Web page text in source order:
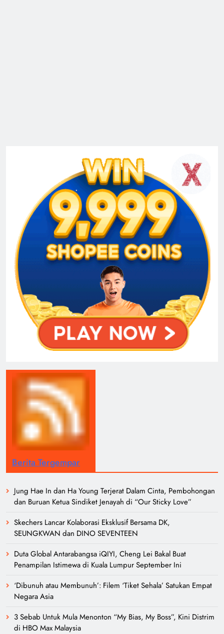
Berita Tergempar
Jung Hae In dan Ha Young Terjerat Dalam Cinta, Pembohongan
dan Buruan Ketua Sindiket Jenayah di “Our Sticky Love”
Skechers Lancar Kolaborasi Eksklusif Bersama DK,
SEUNGKWAN dan DINO SEVENTEEN
Duta Global Antarabangsa iQIYI, Cheng Lei Bakal Buat
Penampilan Istimewa di Kuala Lumpur September Ini
‘Dibunuh atau Membunuh’: Filem ‘Tiket Sehala’ Satukan Empat
Negara Asia
3 Sebab Untuk Mula Menonton “My Bias, My Boss”, Kini Distrim
di HBO Max Malaysia